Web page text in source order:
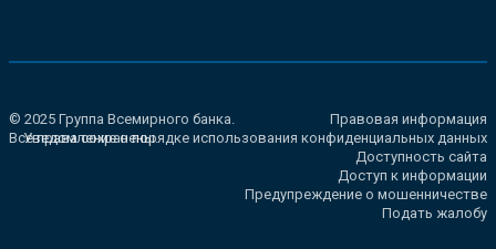
© 2025 Группа Всемирного банка.
Все права сохранены.
Правовая информация
Уведомление о порядке использования конфиденциальных данных
Доступность сайта
Доступ к информации
Предупреждение о мошенничестве
Подать жалобу